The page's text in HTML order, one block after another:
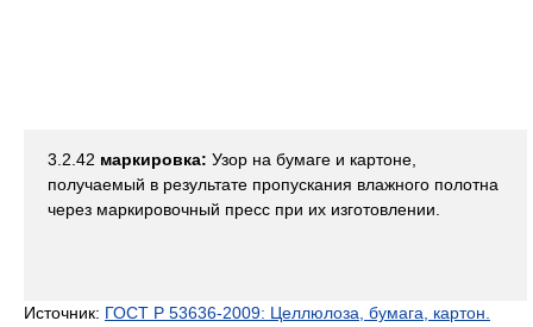
3.2.42 маркировка: Узор на бумаге и картоне,
получаемый в результате пропускания влажного полотна
через маркировочный пресс при их изготовлении.
Источник: ГОСТ Р 53636-2009: Целлюлоза, бумага, картон.